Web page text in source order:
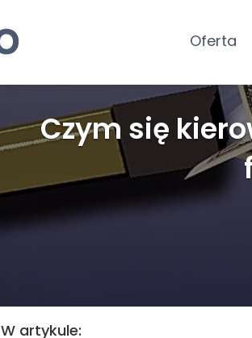
Oferta
Czym się
W artykule: